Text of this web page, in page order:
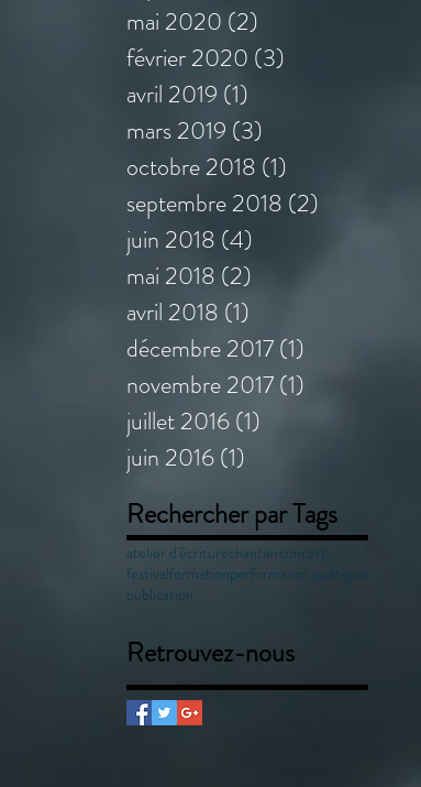
mai 2020 (2)
février 2020 (3)
avril 2019 (1)
mars 2019 (3)
octobre 2018 (1)
septembre 2018 (2)
juin 2018 (4)
mai 2018 (2)
avril 2018 (1)
décembre 2017(1)
novembre 2017(1)
juillet 2016(1)
juin 2016(1)
Rechercher par Tags
atelier d'écriturechantierconcert
festivalformationperformance poétique
publication
Retrouvez-nous